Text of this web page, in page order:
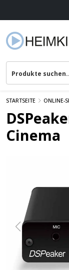
STARTSEITE ONLINE-
Cinema